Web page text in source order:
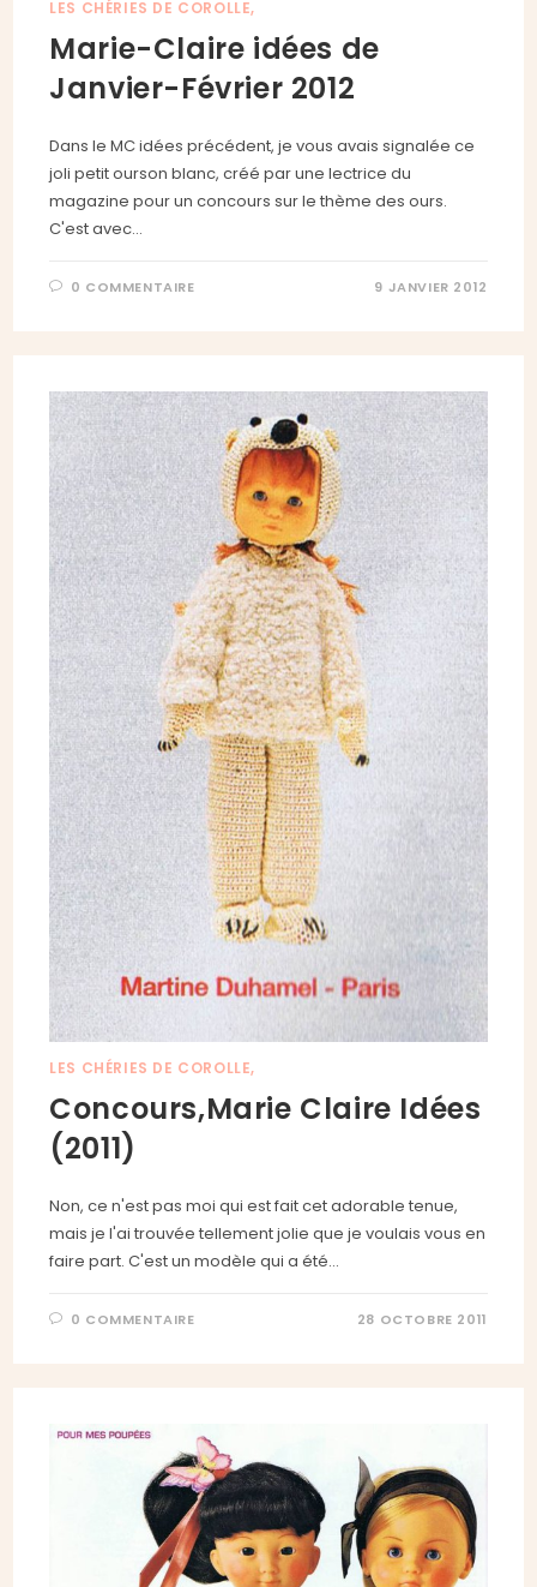
LES CHÉRIES DE COROLLE,
Marie-Claire idées de
Janvier-Février 2012
Dans le MC idées précédent, je vous avais signalée ce
joli petit ourson blanc, créé par une lectrice du
magazine pour un concours sur le thème des ours.
C'est avec…
0 COMMENTAIRE 9 JANVIER 2012
LES CHÉRIES DE COROLLE,
Concours,Marie Claire Idées
(2011)
Non, ce n'est pas moi qui est fait cet adorable tenue,
mais je l'ai trouvée tellement jolie que je voulais vous en
faire part. C'est un modèle qui a été…
0 COMMENTAIRE 28 OCTOBRE 2011